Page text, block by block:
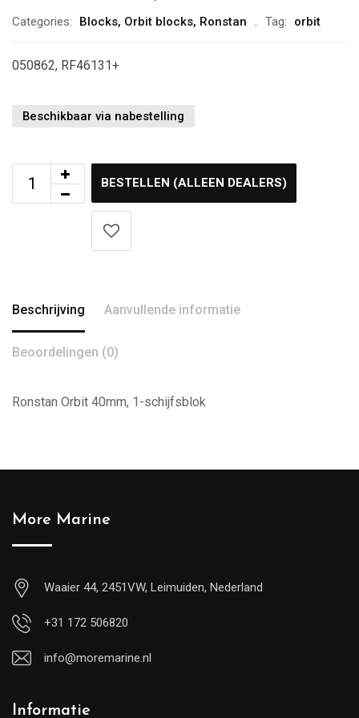
Categories:
Blocks, Orbit blocks, Ronstan Tag: orbit
050862, RF46131+
Beschikbaar via nabestelling
BESTELLEN (ALLEEN DEALERS)
Beschrijving Aanvullende informatie
Beoordelingen (0)
Ronstan Orbit 40mm, 1-schijfsblok
More Marine
Waaier 44, 2451VW, Leimuiden, Nederland
+31 172 506820
info@moremarine.nl
Informatie